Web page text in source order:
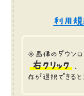
利用
※画像のダウンロ
右クリック 、
存が選択できる